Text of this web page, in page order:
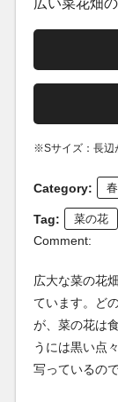
広い菜花畑
※Sサイズ：長辺
Category: 春
Tag: 菜の花
Comment:
広大な菜の花
ています。ど
が、菜の花は
うには黒い点
写っているの